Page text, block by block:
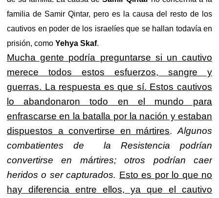
familia de Samir Qintar, pero es la causa del resto de los
cautivos en poder de los israelíes que se hallan todavía en
prisión, como Yehya Skaf.
Mucha gente podría preguntarse si un cautivo
merece todos estos esfuerzos, sangre y
guerras. La respuesta es que sí. Estos cautivos
lo abandonaron todo en el mundo para
enfrascarse en la batalla por la nación y estaban
dispuestos a convertirse en mártires.Algunos
combatientes de la Resistencia podrían
convertirse en mártires; otros podrían caer
heridos o ser capturados. Esto es por lo que no
hay diferencia entre ellos, ya que el cautivo